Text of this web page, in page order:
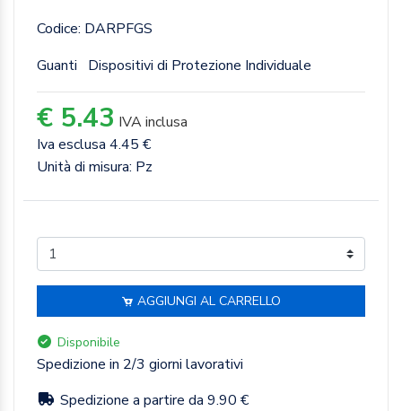
Codice: DARPFGS
Guanti
Dispositivi di Protezione Individuale
€ 5.43 IVA inclusa
Iva esclusa 4.45 €
Unità di misura: Pz
AGGIUNGI AL CARRELLO
Disponibile
Spedizione in 2/3 giorni lavorativi
Spedizione a partire da 9.90 €